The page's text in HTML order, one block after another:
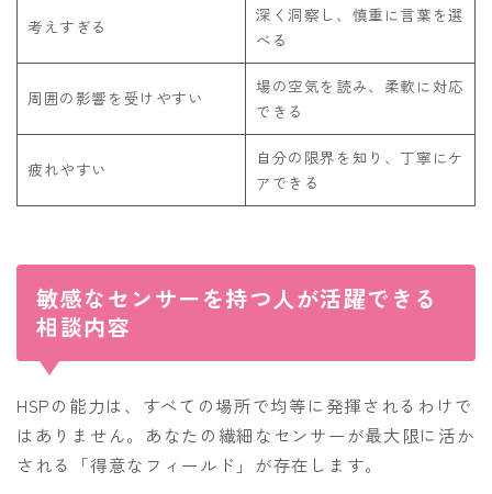
考えすぎる
深く洞察し、慎重に言葉を選
べる
周囲の影響を受けやすい
場の空気を読み、柔軟に対応
できる
疲れやすい
自分の限界を知り、丁寧にケ
アできる
敏感なセンサーを持つ人が活躍できる
相談内容
HSPの能力は、すべての場所で均等に発揮されるわけで
はありません。あなたの繊細なセンサーが最大限に活か
される「得意なフィールド」が存在します。